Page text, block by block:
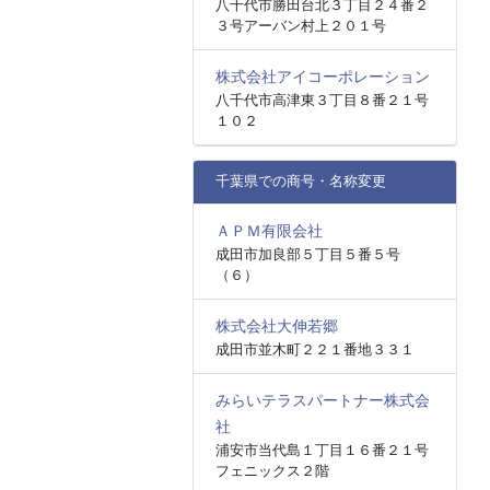
八千代市勝田台北３丁目２４番２
３号アーバン村上２０１号
株式会社アイコーポレーション
八千代市高津東３丁目８番２１号
１０２
千葉県での商号・名称変更
ＡＰＭ有限会社
成田市加良部５丁目５番５号
（６）
株式会社大伸若郷
成田市並木町２２１番地３３１
みらいテラスパートナー株式会
社
浦安市当代島１丁目１６番２１号
フェニックス２階